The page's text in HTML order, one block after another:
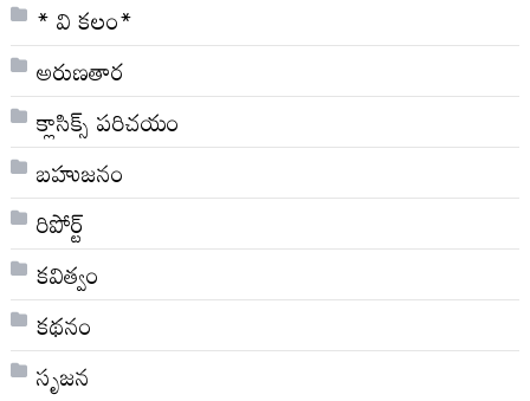
* వి క‌లం*
అరుణతార
క్లాసిక్స్ ప‌రిచ‌యం
బహుజనం
రిపోర్ట్
కవిత్వం
కథనం
సృజన